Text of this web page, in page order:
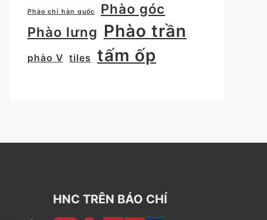
Phào chỉ hàn quốc
Phào góc
Phào lưng Phào trần
phào V tiles tấm ốp
HNC TRÊN BÁO CHÍ